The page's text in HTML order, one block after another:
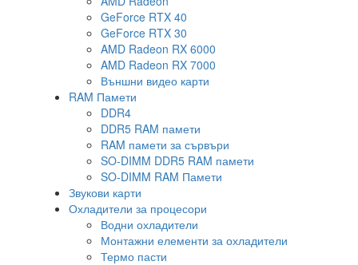
GeForce RTX 40
GeForce RTX 30
AMD Radeon RX 6000
AMD Radeon RX 7000
Външни видео карти
RAM Памети
DDR4
DDR5 RAM памети
RAM памети за сървъри
SO-DIMM DDR5 RAM памети
SO-DIMM RAM Памети
Звукови карти
Охладители за процесори
Водни охладители
Монтажни елементи за охладители
Термо пасти